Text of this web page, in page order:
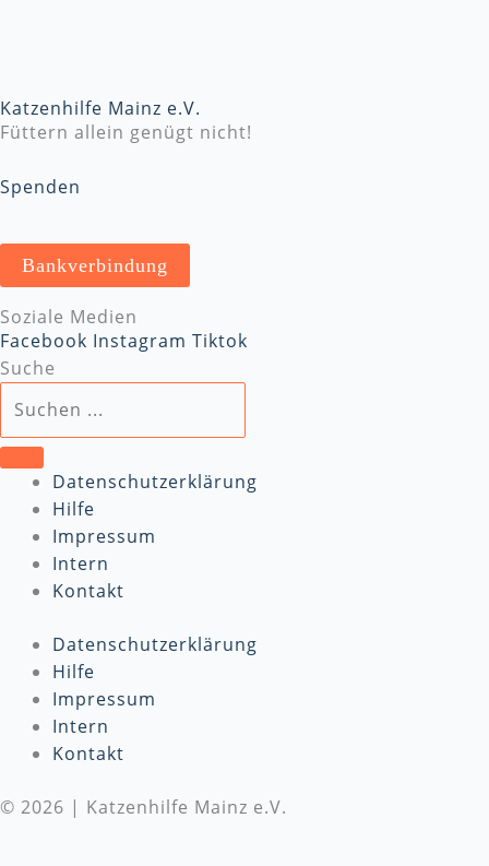
Katzenhilfe Mainz e.V.
Füttern allein genügt nicht!
Spenden
Bankverbindung
Soziale Medien
Facebook Instagram Tiktok
Suche
Datenschutzerklärung
Hilfe
Impressum
Intern
Kontakt
Datenschutzerklärung
Hilfe
Impressum
Intern
Kontakt
© 2026 | Katzenhilfe Mainz e.V.